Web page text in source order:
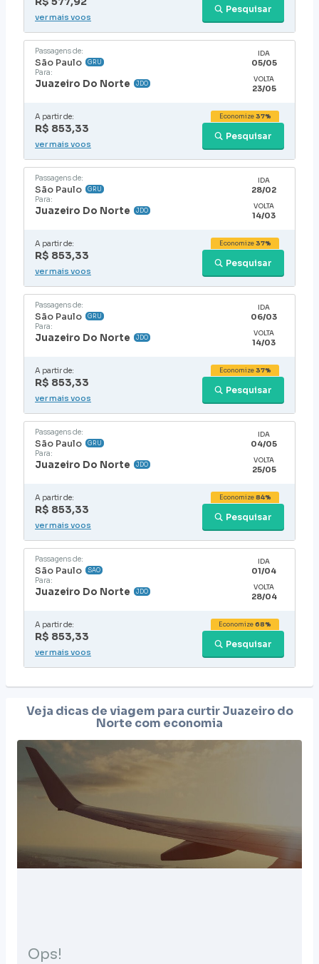
Pesquisar
ver mais voos
Passagens de:
São Paulo GRU
Para:
Juazeiro Do Norte JDO
IDA
05/05
VOLTA
23/05
A partir de:
R$ 853,33
Pesquisar
Economize37%
ver mais voos
Passagens de:
São Paulo GRU
Para:
Juazeiro Do Norte JDO
IDA
28/02
VOLTA
14/03
A partir de:
R$ 853,33
Pesquisar
Economize37%
ver mais voos
Passagens de:
São Paulo GRU
Para:
Juazeiro Do Norte JDO
IDA
06/03
VOLTA
14/03
A partir de:
R$ 853,33
Pesquisar
Economize37%
ver mais voos
Passagens de:
São Paulo GRU
Para:
Juazeiro Do Norte JDO
IDA
04/05
VOLTA
25/05
A partir de:
R$ 853,33
Pesquisar
Economize84%
ver mais voos
Passagens de:
São Paulo SAO
Para:
Juazeiro Do Norte JDO
IDA
01/04
VOLTA
28/04
A partir de:
R$ 853,33
Pesquisar
Economize68%
ver mais voos
Veja dicas de viagem para curtirJuazeiro do
Norte com economia
Ops!